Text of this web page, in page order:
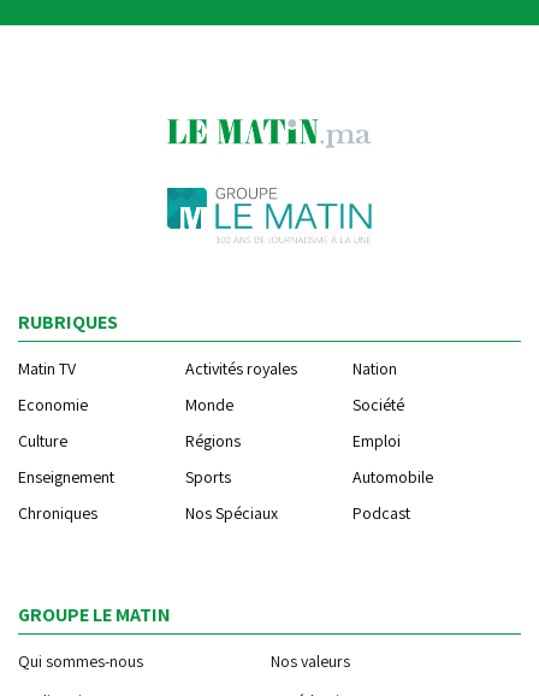
RUBRIQUES
Matin TV Activités royales
Nation
Economie
Monde
Société
Culture
Régions
Emploi
Enseignement
Sports
Automobile
Chroniques
Nos Spéciaux Podcast
GROUPE LE MATIN
Qui sommes-nous
Nos valeurs